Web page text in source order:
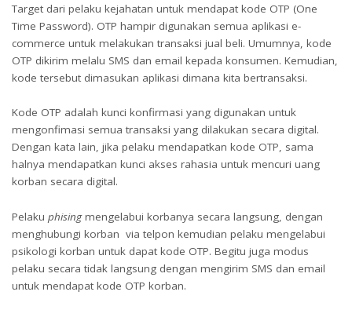
Target dari pelaku kejahatan untuk mendapat kode OTP (One
Time Password). OTP hampir digunakan semua aplikasi e-
commerce untuk melakukan transaksi jual beli. Umumnya, kode
OTP dikirim melalu SMS dan email kepada konsumen. Kemudian,
kode tersebut dimasukan aplikasi dimana kita bertransaksi.
Kode OTP adalah kunci konfirmasi yang digunakan untuk
mengonfimasi semua transaksi yang dilakukan secara digital.
Dengan kata lain, jika pelaku mendapatkan kode OTP, sama
halnya mendapatkan kunci akses rahasia untuk mencuri uang
korban secara digital.
Pelaku phisingmengelabui korbanya secara langsung, dengan
menghubungi korban via telpon kemudian pelaku mengelabui
psikologi korban untuk dapat kode OTP. Begitu juga modus
pelaku secara tidak langsung dengan mengirim SMS dan email
untuk mendapat kode OTP korban.